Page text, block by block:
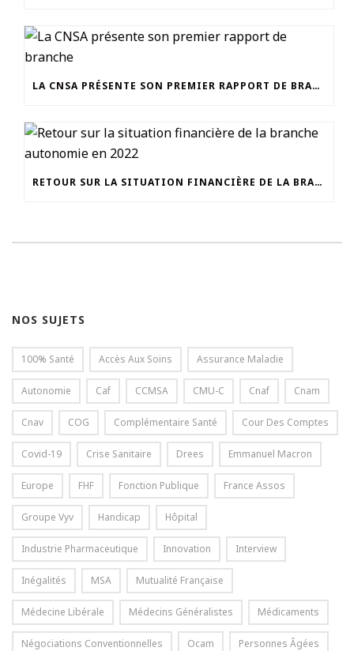
LA CNSA PRÉSENTE SON PREMIER RAPPORT DE BRANCHE
RETOUR SUR LA SITUATION FINANCIÈRE DE LA BRANCHE AUTONOMIE EN 2022
NOS SUJETS
100% Santé Accès Aux Soins Assurance Maladie
Autonomie Caf CCMSA CMU-C Cnaf Cnam
Cnav COG Complémentaire Santé Cour Des Comptes
Covid-19 Crise Sanitaire Drees Emmanuel Macron
Europe FHF Fonction Publique France Assos
Groupe Vyv Handicap Hôpital
Industrie Pharmaceutique Innovation Interview
Inégalités MSA Mutualité Française
Médecine Libérale Médecins Généralistes Médicaments
Négociations Conventionnelles Ocam Personnes Âgées